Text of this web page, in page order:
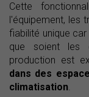
Cette
l'équipement, les
fiabilité unique
que soient les
production est
dans des
climatisation.